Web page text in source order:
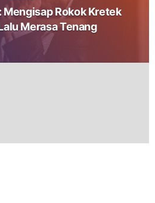
Mengisap Rokok Kretek
Merasa Tenang